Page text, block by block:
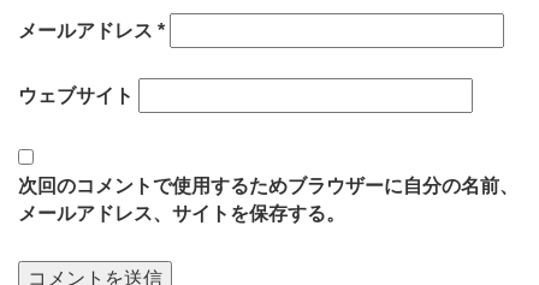
メールアドレス *
ウェブサイト
次回のコメントで使用するためブラウザーに自分の名前、
メールアドレス、サイトを保存する。